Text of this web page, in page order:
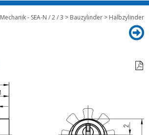
Mechanik - SEA-N / 2 / 3 > Bauzylinder > Halbzylinder
